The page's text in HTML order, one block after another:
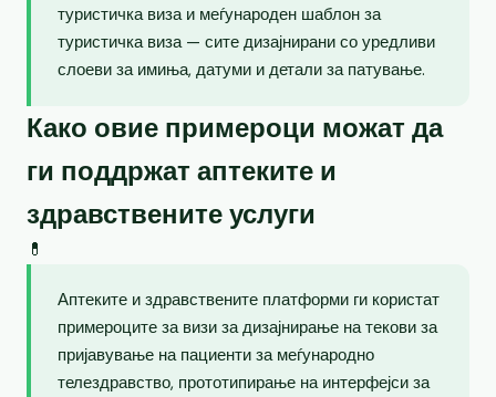
туристичка виза и меѓународен шаблон за
туристичка виза — сите дизајнирани со уредливи
слоеви за имиња, датуми и детали за патување.
Како овие примероци можат да
ги поддржат аптеките и
здравствените услуги
💊
Аптеките и здравствените платформи ги користат
примероците за визи за дизајнирање на текови за
пријавување на пациенти за меѓународно
телездравство, прототипирање на интерфејси за